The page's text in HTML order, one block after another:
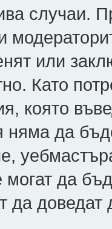
случаи.
или
Като
която
да
да
да